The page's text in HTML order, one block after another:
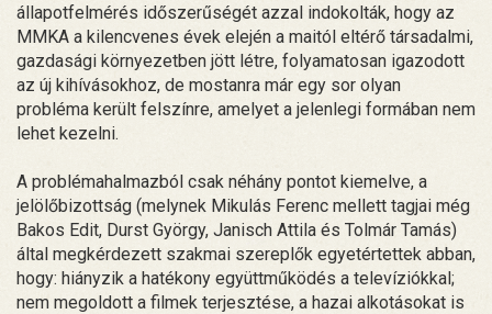
állapotfelmérés időszerűségét azzal indokolták, hogy az
MMKA a kilencvenes évek elején a maitól eltérő társadalmi,
gazdasági környezetben jött létre, folyamatosan igazodott
az új kihívásokhoz, de mostanra már egy sor olyan
probléma került felszínre, amelyet a jelenlegi formában nem
lehet kezelni.
A problémahalmazból csak néhány pontot kiemelve, a
jelölőbizottság (melynek Mikulás Ferenc mellett tagjai még
Bakos Edit, Durst György, Janisch Attila és Tolmár Tamás)
által megkérdezett szakmai szereplők egyetértettek abban,
hogy: hiányzik a hatékony együttműködés a televíziókkal;
nem megoldott a filmek terjesztése, a hazai alkotásokat is